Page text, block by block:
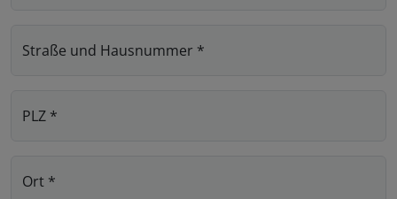
Straße und Hausnummer *
PLZ *
Ort *